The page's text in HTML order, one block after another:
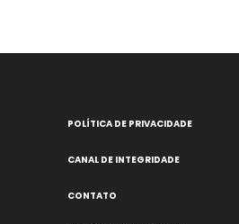
POLÍTICA DE PRIVACIDADE
CANAL DE INTEGRIDADE
CONTATO